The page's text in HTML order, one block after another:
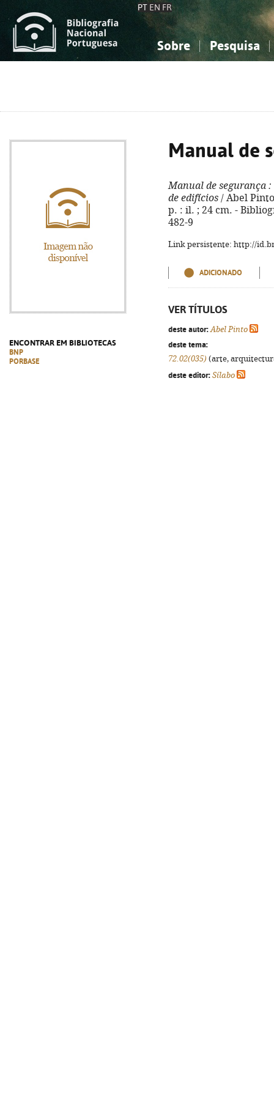
PT EN FR
Sobre Pesquisa
ENCONTRAR EM BIBLIOTECAS
BNP
PORBASE
Manual de
Manual de segurança :
de edifícios / Abel
p. : il. ; 24 cm. -
482-9
Link persistente: http://
ADICIONADO
VER TÍTULOS
deste autor: Abel Pinto
deste tema:
72.02(035) (arte,
deste editor: Sílabo